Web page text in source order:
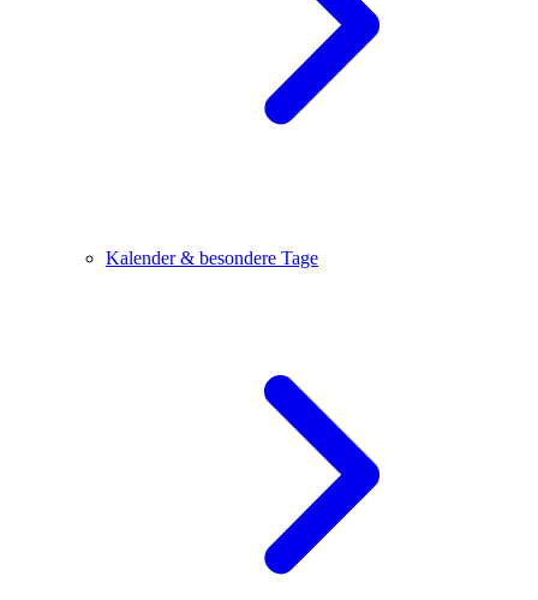
Kalender & besondere Tage